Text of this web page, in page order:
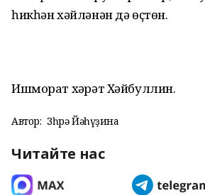
һикһән хәйләнән дә өҫтөн.
Ишморат хәҙрәт Хәйбуллин.
Автор: Зөһрә Йәһүҙина
Читайте нас